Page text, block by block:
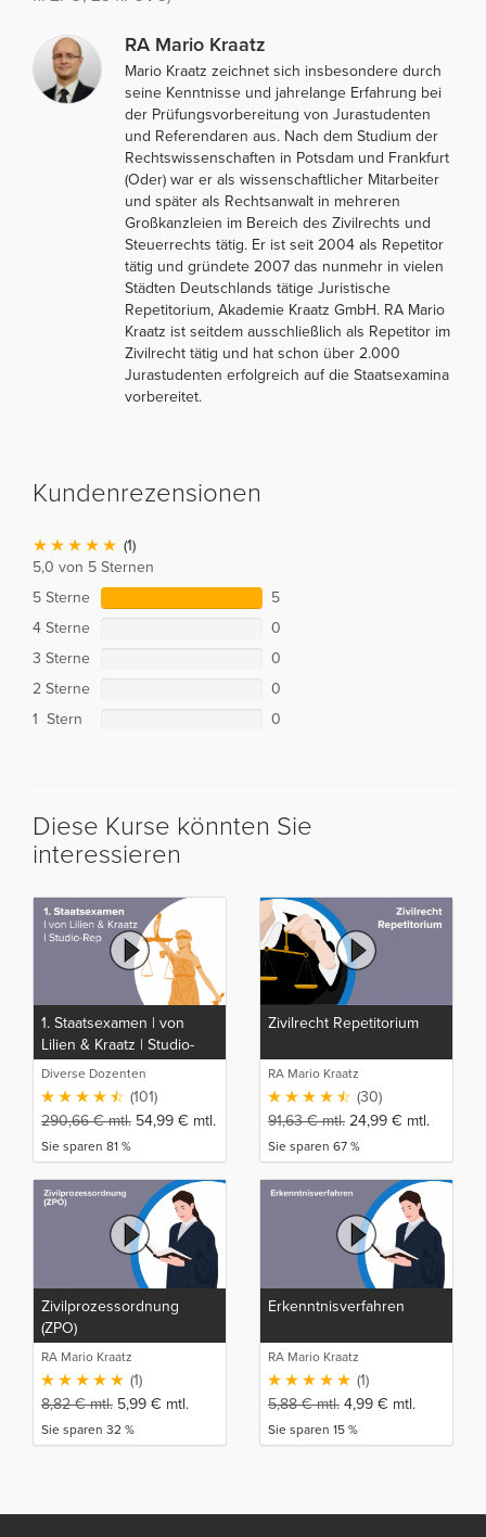
RA Mario Kraatz
Mario Kraatz zeichnet sich insbesondere durch
seine Kenntnisse und jahrelange Erfahrung bei
der Prüfungsvorbereitung von Jurastudenten
und Referendaren aus. Nach dem Studium der
Rechtswissenschaften in Potsdam und Frankfurt
(Oder) war er als wissenschaftlicher Mitarbeiter
und später als Rechtsanwalt in mehreren
Großkanzleien im Bereich des Zivilrechts und
Steuerrechts tätig. Er ist seit 2004 als Repetitor
tätig und gründete 2007 das nunmehr in vielen
Städten Deutschlands tätige Juristische
Repetitorium, Akademie Kraatz GmbH. RA Mario
Kraatz ist seitdem ausschließlich als Repetitor im
Zivilrecht tätig und hat schon über 2.000
Jurastudenten erfolgreich auf die Staatsexamina
vorbereitet.
Kundenrezensionen
(1)
5,0 von 5 Sternen
5 Sterne
5
4 Sterne
0
3 Sterne
0
2 Sterne
0
1 Stern
0
Diese Kurse könnten Sie
interessieren
1. Staatsexamen | von
Lilien & Kraatz | Studio-
Rep
Diverse Dozenten
(101)
290,66€mtl. 54,99 € mtl.
Sie sparen 81 %
Zivilrecht Repetitorium
RA Mario Kraatz
(30)
91,63€mtl. 24,99 € mtl.
Sie sparen 67 %
Zivilprozessordnung
(ZPO)
RA Mario Kraatz
(1)
8,82€mtl. 5,99 € mtl.
Sie sparen 32 %
Erkenntnisverfahren
RA Mario Kraatz
(1)
5,88€mtl. 4,99 € mtl.
Sie sparen 15 %